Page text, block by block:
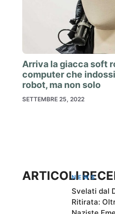
Arriva la giacca soft
computer che
robot, ma non solo
SETTEMBRE 25, 2022
ARTICOLINEWS
Svelati dal
Ritirata: